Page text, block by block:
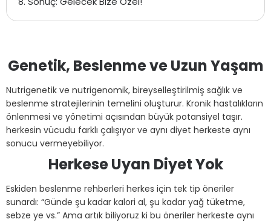
Genetik, Beslenme ve Uzun Yaşam
Nutrigenetik ve nutrigenomik, bireyselleştirilmiş sağlık ve
beslenme stratejilerinin temelini oluşturur. Kronik hastalıkların
önlenmesi ve yönetimi açısından büyük potansiyel taşır.
herkesin vücudu farklı çalışıyor ve aynı diyet herkeste aynı
sonucu vermeyebiliyor.
Herkese Uyan Diyet Yok
Eskiden beslenme rehberleri herkes için tek tip öneriler
sunardı: “Günde şu kadar kalori al, şu kadar yağ tüketme,
sebze ye vs.” Ama artık biliyoruz ki bu öneriler herkeste aynı